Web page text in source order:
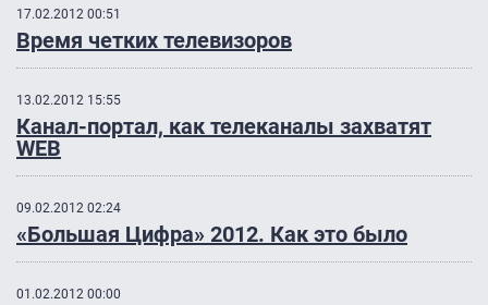
17.02.2012 00:51
Время четких телевизоров
13.02.2012 15:55
Канал-портал, как телеканалы захватят
WEB
09.02.2012 02:24
«Большая Цифра» 2012. Как это было
01.02.2012 00:00